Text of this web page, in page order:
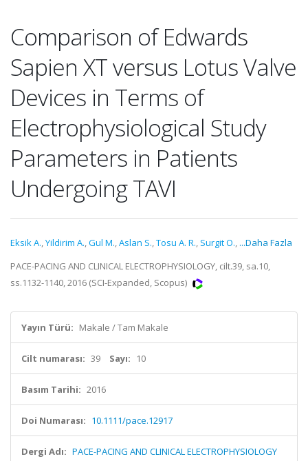
Comparison of Edwards
Sapien XT versus Lotus Valve
Devices in Terms of
Electrophysiological Study
Parameters in Patients
Undergoing TAVI
Eksik A.,Yildirim A.,Gul M.,Aslan S.,Tosu A. R., Surgit O., ...Daha Fazla
PACE-PACING AND CLINICAL ELECTROPHYSIOLOGY, cilt.39, sa.10,
ss.1132-1140, 2016 (SCI-Expanded, Scopus)
Yayın Türü: Makale / Tam Makale
Cilt numarası: 39 Sayı: 10
Basım Tarihi: 2016
Doi Numarası: 10.1111/pace.12917
Dergi Adı: PACE-PACING AND CLINICAL ELECTROPHYSIOLOGY